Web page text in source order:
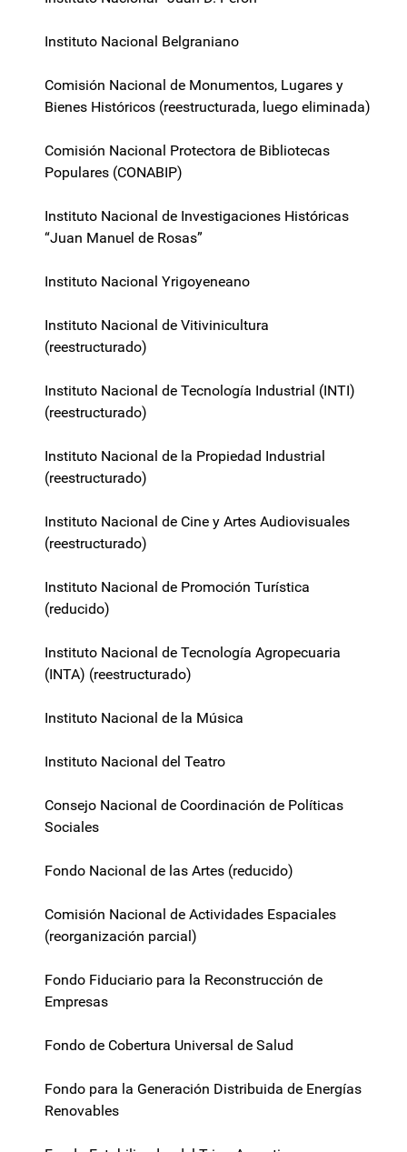
Instituto Nacional Belgraniano
Comisión Nacional de Monumentos, Lugares y
Bienes Históricos (reestructurada, luego eliminada)
Comisión Nacional Protectora de Bibliotecas
Populares (CONABIP)
Instituto Nacional de Investigaciones Históricas
“Juan Manuel de Rosas”
Instituto Nacional Yrigoyeneano
Instituto Nacional de Vitivinicultura
(reestructurado)
Instituto Nacional de Tecnología Industrial (INTI)
(reestructurado)
Instituto Nacional de la Propiedad Industrial
(reestructurado)
Instituto Nacional de Cine y Artes Audiovisuales
(reestructurado)
Instituto Nacional de Promoción Turística
(reducido)
Instituto Nacional de Tecnología Agropecuaria
(INTA) (reestructurado)
Instituto Nacional de la Música
Instituto Nacional del Teatro
Consejo Nacional de Coordinación de Políticas
Sociales
Fondo Nacional de las Artes (reducido)
Comisión Nacional de Actividades Espaciales
(reorganización parcial)
Fondo Fiduciario para la Reconstrucción de
Empresas
Fondo de Cobertura Universal de Salud
Fondo para la Generación Distribuida de Energías
Renovables